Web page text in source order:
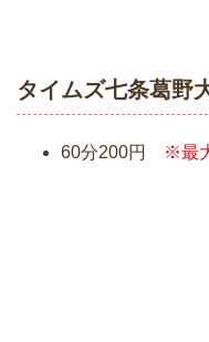
タイムズ七条葛野
60分200円 ※最